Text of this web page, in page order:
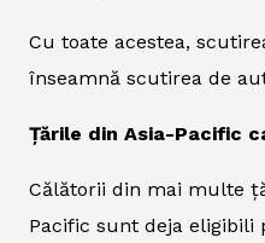
Cu toate acestea,
înseamnă scutirea de
Țările din Asia-Pacific
Călătorii din mai multe
Pacific sunt deja eligibili